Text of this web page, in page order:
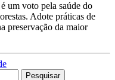
um voto pela saúde do
Adote práticas de
preservação da maior